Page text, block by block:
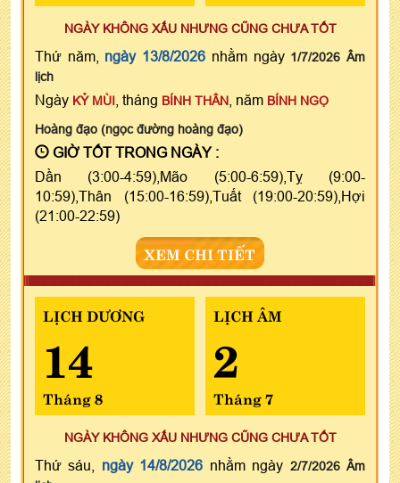
NGÀY KHÔNG XẤU NHƯNG CŨNG CHƯA TỐT
Thứ năm, ngày 13/8/2026 nhằm ngày 1/7/2026 Âm
lịch
Ngày KỶ MÙI , tháng BÍNH THÂN , năm BÍNH NGỌ
Hoàng đạo (ngọc đường hoàng đạo)
GIỜ TỐT TRONG NGÀY :
Dần (3:00-4:59),Mão (5:00-6:59),Tỵ (9:00-
10:59),Thân (15:00-16:59),Tuất (19:00-20:59),Hợi
(21:00-22:59)
XEM CHI TIẾT
LỊCH DƯƠNG
14
Tháng 8
LỊCH ÂM
2
Tháng 7
NGÀY KHÔNG XẤU NHƯNG CŨNG CHƯA TỐT
Thứ sáu, ngày 14/8/2026 nhằm ngày 2/7/2026 Âm